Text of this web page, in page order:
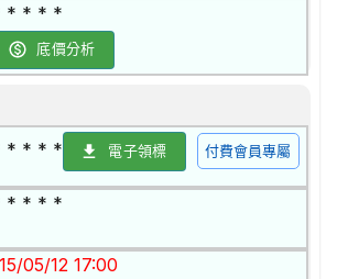
* * * *
底價分析
* * * * 電子領標 付費會員專屬
* * * *
05/12 17:00